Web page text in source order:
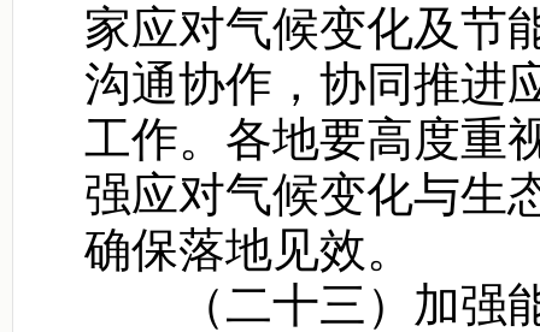
家应对气候变化及节
沟通协作，协同推进
工作。各地要高度重
强应对气候变化与生
确保落地见效。
（二十三）加强能